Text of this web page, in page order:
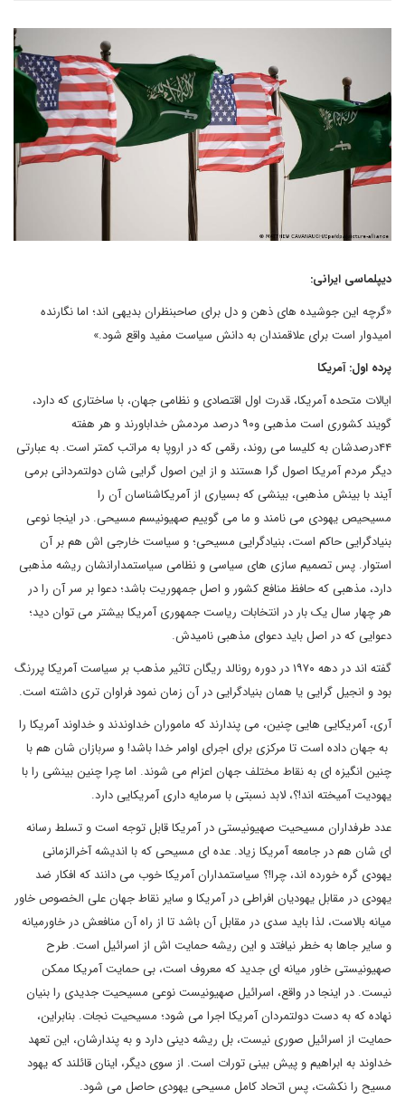
دیپلماسی ایرانی:
«گرچه این جوشیده های ذهن و دل برای صاحبنظران بدیهی اند؛ اما نگارنده
امیدوار است برای علاقمندان به دانش سیاست مفید واقع شود.»
پرده اول: آمریکا
ایالات متحده آمریکا، قدرت اول اقتصادی و نظامی جهان، با ساختاری که دارد،
گویند کشوری است مذهبی و۹۰ درصد مردمش خداباورند و هر هفته
۴۴درصدشان به کلیسا می روند، رقمی که در اروپا به مراتب کمتر است. به عبارتی
دیگر مردم آمریکا اصول گرا هستند و از این اصول گرایی شان دولتمردانی برمی
آیند با بینش مذهبی، بینشی که بسیاری از آمریکاشناسان آن را
مسیحیص یهودی می نامند و ما می گوییم صهیونیسم مسیحی. در اینجا نوعی
بنیادگرایی حاکم است، بنیادگرایی مسیحی؛ و سیاست خارجی اش هم بر آن
استوار. پس تصمیم سازی های سیاسی و نظامی سیاستمدارانشان ریشه مذهبی
دارد، مذهبی که حافظ منافع کشور و اصل جمهوریت باشد؛ دعوا بر سر آن را در
هر چهار سال یک بار در انتخابات ریاست جمهوری آمریکا بیشتر می توان دید؛
دعوایی که در اصل باید دعوای مذهبی نامیدش.
گفته اند در دهه ۱۹۷۰ در دوره رونالد ریگان تاثیر مذهب بر سیاست آمریکا پررنگ
بود و انجیل گرایی یا همان بنیادگرایی در آن زمان نمود فراوان تری داشته است.
آری، آمریکایی هایی چنین، می پندارند که ماموران خداوندند و خداوند آمریکا را
به جهان داده است تا مرکزی برای اجرای اوامر خدا باشد! و سربازان شان هم با
چنین انگیزه ای به نقاط مختلف جهان اعزام می شوند. اما چرا چنین بینشی را با
یهودیت آمیخته اند!؟، لابد نسبتی با سرمایه داری آمریکایی دارد.
عدد طرفداران مسیحیت صهیونیستی در آمریکا قابل توجه است و تسلط رسانه
ای شان هم در جامعه آمریکا زیاد. عده ای مسیحی که با اندیشه آخرالزمانی
یهودی گره خورده اند، چرا!؟ سیاستمداران آمریکا خوب می دانند که افکار ضد
یهودی در مقابل یهودیان افراطی در آمریکا و سایر نقاط جهان علی الخصوص خاور
میانه بالاست، لذا باید سدی در مقابل آن باشد تا از راه آن منافعش در خاورمیانه
و سایر جاها به خطر نیافتد و این ریشه حمایت اش از اسرائیل است. طرح
صهیونیستی خاور میانه ای جدید که معروف است، بی حمایت آمریکا ممکن
نیست. در اینجا در واقع، اسرائیل صهیونیست نوعی مسیحیت جدیدی را بنیان
نهاده که به دست دولتمردان آمریکا اجرا می شود؛ مسیحیت نجات. بنابراین،
حمایت از اسرائیل صوری نیست، بل ریشه دینی دارد و به پندارشان، این تعهد
خداوند به ابراهیم و پیش بینی تورات است. از سوی دیگر، اینان قائلند که یهود
مسیح را نکشت، پس اتحاد کامل مسیحی یهودی حاصل می شود.